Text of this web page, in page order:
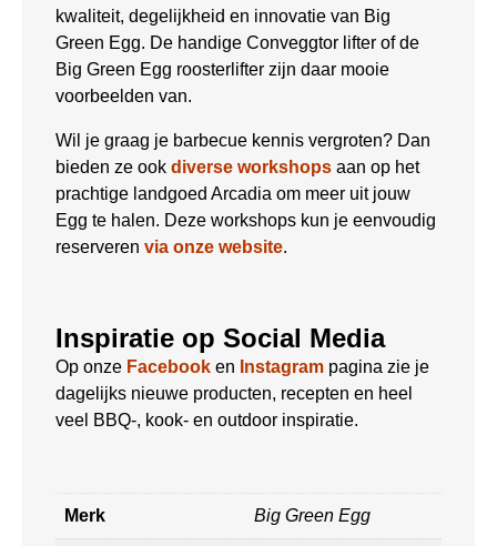
kwaliteit, degelijkheid en innovatie van Big
Green Egg. De handige Conveggtor lifter of de
Big Green Egg roosterlifter zijn daar mooie
voorbeelden van.
Wil je graag je barbecue kennis vergroten? Dan
bieden ze ook diverse workshops aan op het
prachtige landgoed Arcadia om meer uit jouw
Egg te halen. Deze workshops kun je eenvoudig
reserveren via onze website.
Inspiratie op Social Media
Op onze Facebook en Instagram pagina zie je
dagelijks nieuwe producten, recepten en heel
veel BBQ-, kook- en outdoor inspiratie.
Merk Big Green Egg